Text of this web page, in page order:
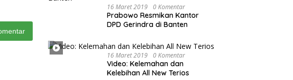
16 Maret 2019 0 Komentar
Prabowo Resmikan Kantor
DPD Gerindra di Banten
16 Maret 2019 0 Komentar
Video: Kelemahan dan
Kelebihan All New Terios